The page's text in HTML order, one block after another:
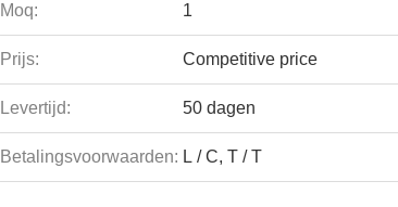
Moq: 1
Prijs: Competitive price
Levertijd: 50 dagen
Betalingsvoorwaarden: L / C, T / T